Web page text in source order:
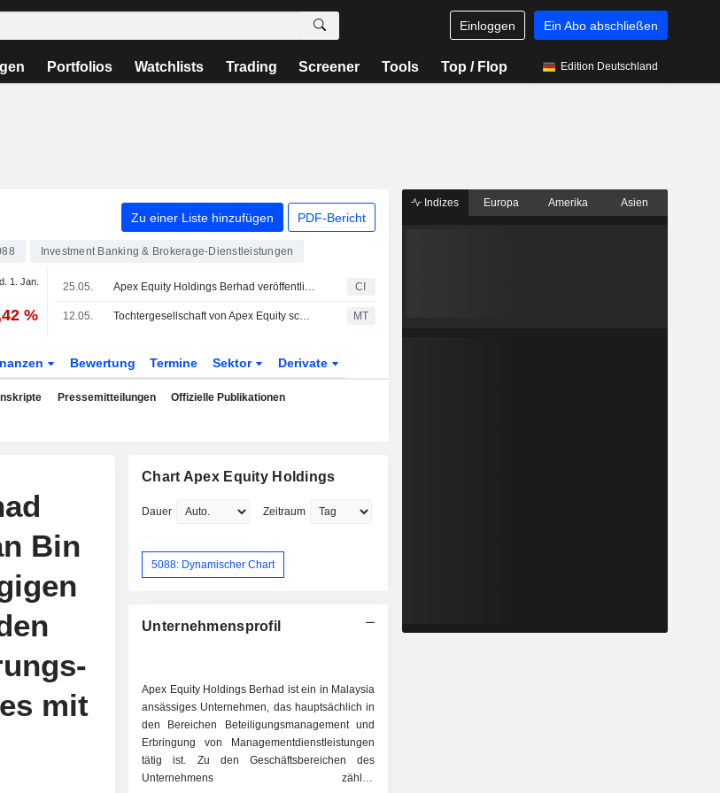
Einloggen Ein Abo abschließen
Portfolios Watchlists Trading Screener Tools Top / Flop Edition Deutschland
Zu einer Liste hinzufügen PDF-Bericht
Investment Banking & Brokerage-Dienstleistungen
1. Jan.
%
25.05. Apex Equity Holdings Berhad veröffentlicht Ergebniszahlen für das dritte Quartal und die ersten neun Monate zum 31. März 2026 CI
12.05. Tochtergesellschaft von Apex Equity schließt Erwerb eines Boutique-Gebäudes ab; Aktie legt um 5% zu MT
Bewertung Termine Sektor Derivate
Pressemitteilungen Offizielle Publikationen
Bin
mit
Chart Apex Equity Holdings
Dauer Zeitraum
5088: Dynamischer Chart
Unternehmensprofil
Apex Equity Holdings Berhad ist ein in Malaysia
ansässiges Unternehmen, das hauptsächlich in
den Bereichen Beteiligungsmanagement und
Erbringung von Managementdienstleistungen
tätig ist. Zu den Geschäftsbereichen des
Unternehmens zählen
Indizes Europa Amerika Asien